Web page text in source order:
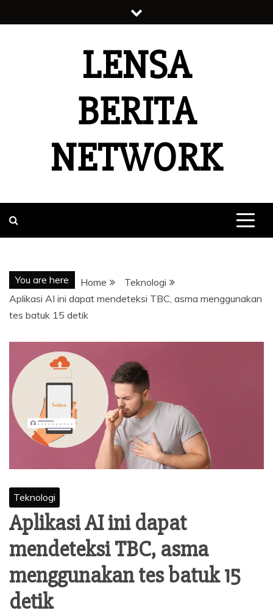
to
LENSA
BERITA
NETWORK
You are here Home
Teknologi
Aplikasi AI ini dapat mendeteksi TBC, asma menggunakan
tes batuk 15 detik
Teknologi
Aplikasi AI ini dapat
mendeteksi TBC, asma
menggunakan tes batuk 15
detik